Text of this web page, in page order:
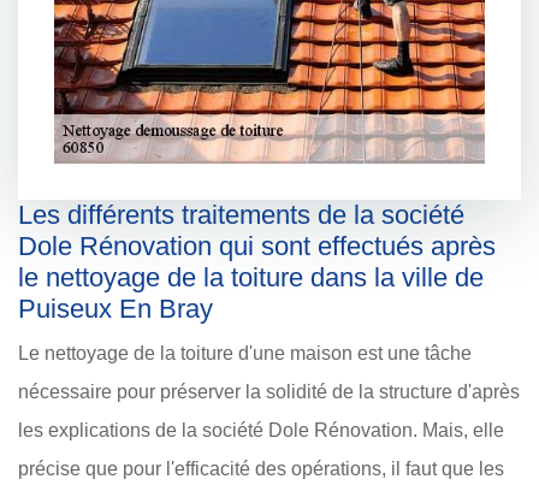
Les différents traitements de la société
Dole Rénovation qui sont effectués après
le nettoyage de la toiture dans la ville de
Puiseux En Bray
Le nettoyage de la toiture d'une maison est une tâche
nécessaire pour préserver la solidité de la structure d'après
les explications de la société Dole Rénovation. Mais, elle
précise que pour l'efficacité des opérations, il faut que les